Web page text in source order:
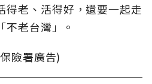
得老、活得好，還要一起走
老台灣」。
險署廣告)